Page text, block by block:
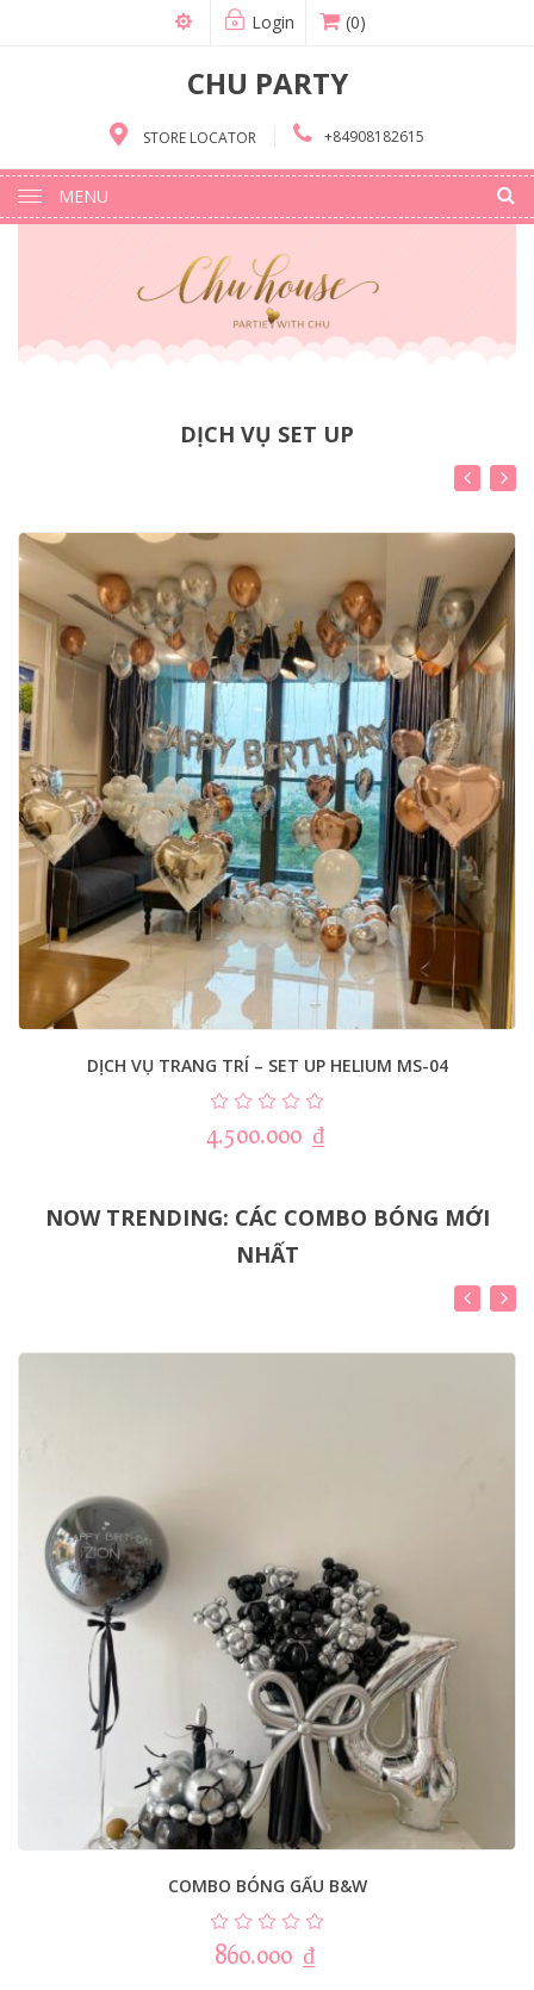
Login (0)
CHU PARTY
STORE LOCATOR +84908182615
MENU
DỊCH VỤ SET UP
DỊCH VỤ TRANG TRÍ – SET UP HELIUM MS-04
4.500.000 ₫
NOW TRENDING: CÁC COMBO BÓNG MỚI
NHẤT
COMBO BÓNG GẤU B&W
860.000 ₫